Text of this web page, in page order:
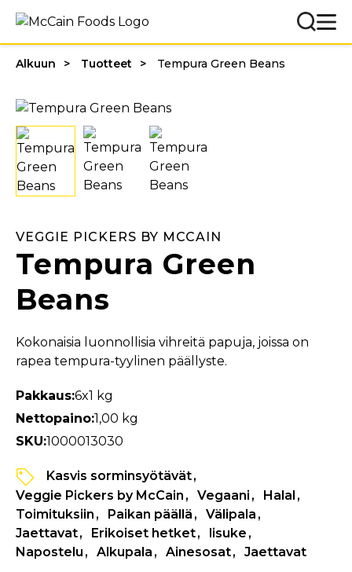
Alkuun Tuotteet Tempura Green Beans
VEGGIE PICKERS BY MCCAIN
Tempura Green
Beans
Kokonaisia ​​luonnollisia vihreitä papuja, joissa on
rapea tempura-tyylinen päällyste.
Pakkaus:6x1 kg
Nettopaino:1,00 kg
SKU:1000013030
Kasvis sorminsyötävät
Veggie Pickers by McCain
Vegaani
Halal
Toimituksiin
Paikan päällä
Välipala
Jaettavat
Erikoiset hetket
lisuke
Napostelu
Alkupala Ainesosat Jaettavat